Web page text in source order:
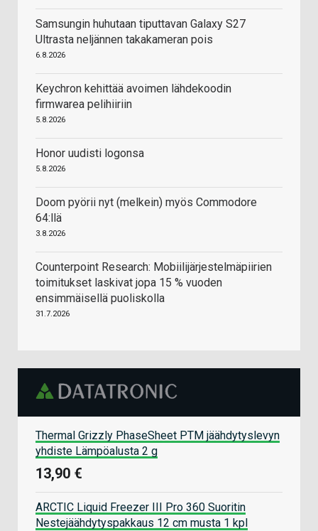
Samsungin huhutaan tiputtavan Galaxy S27
Ultrasta neljännen takakameran pois
6.8.2026
Keychron kehittää avoimen lähdekoodin
firmwarea pelihiiriin
5.8.2026
Honor uudisti logonsa
5.8.2026
Doom pyörii nyt (melkein) myös Commodore
64:llä
3.8.2026
Counterpoint Research: Mobiilijärjestelmäpiirien
toimitukset laskivat jopa 15 % vuoden
ensimmäisellä puoliskolla
31.7.2026
Thermal Grizzly PhaseSheet PTM jäähdytyslevyn
yhdiste Lämpöalusta 2 g
13,90 €
ARCTIC Liquid Freezer III Pro 360 Suoritin
Nestejäähdytyspakkaus 12 cm musta 1 kpl